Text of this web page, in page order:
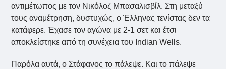
αντιμέτωπος με τον Νικόλοζ Μπασαλισβίλ. Στη μεταξύ
τους αναμέτρηση, δυστυχώς, ο Έλληνας τενίστας δεν τα
κατάφερε. Έχασε τον αγώνα με 2-1 σετ και έτσι
αποκλείστηκε από τη συνέχεια του Indian Wells.
Παρόλα αυτά, ο Στάφανος το πάλεψε. Και το πάλεψε